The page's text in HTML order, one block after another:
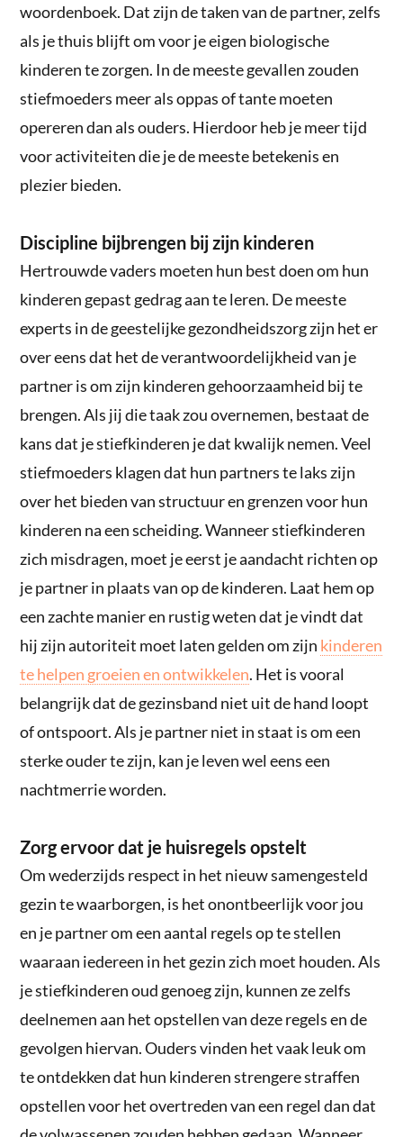
woordenboek. Dat zijn de taken van de partner, zelfs
als je thuis blijft om voor je eigen biologische
kinderen te zorgen. In de meeste gevallen zouden
stiefmoeders meer als oppas of tante moeten
opereren dan als ouders. Hierdoor heb je meer tijd
voor activiteiten die je de meeste betekenis en
plezier bieden.
Discipline bijbrengen bij zijn kinderen
Hertrouwde vaders moeten hun best doen om hun
kinderen gepast gedrag aan te leren. De meeste
experts in de geestelijke gezondheidszorg zijn het er
over eens dat het de verantwoordelijkheid van je
partner is om zijn kinderen gehoorzaamheid bij te
brengen. Als jij die taak zou overnemen, bestaat de
kans dat je stiefkinderen je dat kwalijk nemen. Veel
stiefmoeders klagen dat hun partners te laks zijn
over het bieden van structuur en grenzen voor hun
kinderen na een scheiding. Wanneer stiefkinderen
zich misdragen, moet je eerst je aandacht richten op
je partner in plaats van op de kinderen. Laat hem op
een zachte manier en rustig weten dat je vindt dat
hij zijn autoriteit moet laten gelden om zijn kinderen
te helpen groeien en ontwikkelen. Het is vooral
belangrijk dat de gezinsband niet uit de hand loopt
of ontspoort. Als je partner niet in staat is om een
sterke ouder te zijn, kan je leven wel eens een
nachtmerrie worden.
Zorg ervoor dat je huisregels opstelt
Om wederzijds respect in het nieuw samengesteld
gezin te waarborgen, is het onontbeerlijk voor jou
en je partner om een aantal regels op te stellen
waaraan iedereen in het gezin zich moet houden. Als
je stiefkinderen oud genoeg zijn, kunnen ze zelfs
deelnemen aan het opstellen van deze regels en de
gevolgen hiervan. Ouders vinden het vaak leuk om
te ontdekken dat hun kinderen strengere straffen
opstellen voor het overtreden van een regel dan dat